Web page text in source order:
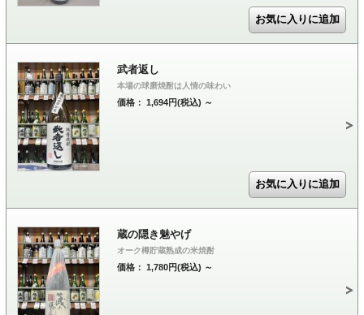
武者返し
本場の球磨焼酎は人情の味わい
価格： 1,694円(税込) ～
蔵の隠き魅やげ
オーク樽貯蔵熟成の米焼酎
価格： 1,780円(税込) ～